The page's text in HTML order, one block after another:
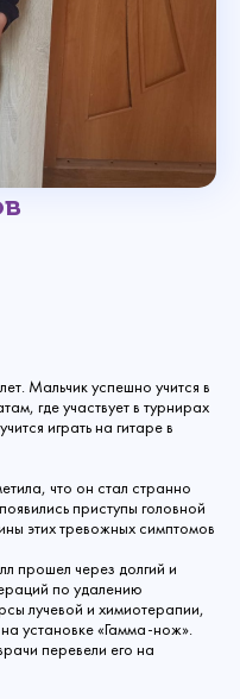
Мальчик успешно учится в
где участвует в турнирах
играть на гитаре в
что он стал странно
приступы головной
этих тревожных симптомов
прошел через долгий и
по удалению
лучевой и химиотерапии,
установке «Гамма-нож».
перевели его на